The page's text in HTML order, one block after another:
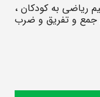
ریاضی به کودکان ،
جمع و تفریق و ضرب